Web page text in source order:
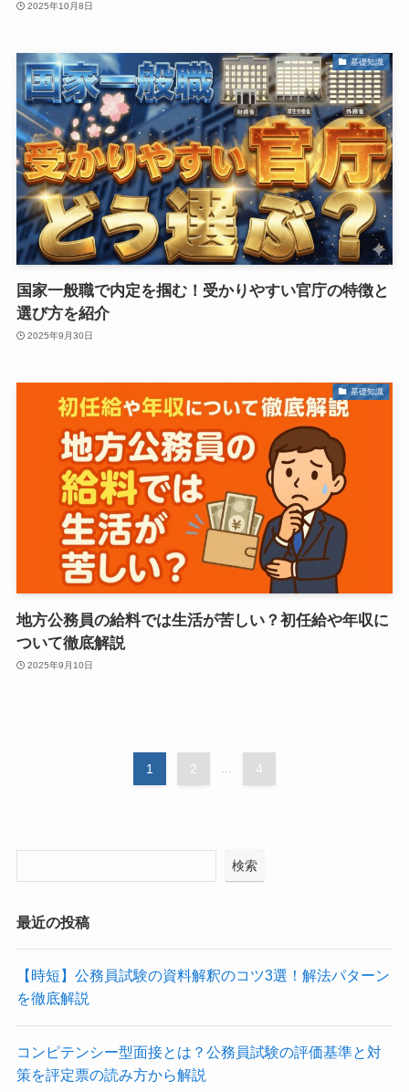
2025年10月8日
基礎知識
国家一般職で内定を掴む！受かりやすい官庁の特徴と
選び方を紹介
2025年9月30日
基礎知識
地方公務員の給料では生活が苦しい？初任給や年収に
ついて徹底解説
2025年9月10日
1 2 ... 4
検索
最近の投稿
【時短】公務員試験の資料解釈のコツ3選！解法パターン
を徹底解説
コンピテンシー型面接とは？公務員試験の評価基準と対
策を評定票の読み方から解説